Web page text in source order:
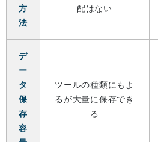
方
法
配はない
デ
ー
タ
保
存
容
ツールの種類にもよ
るが大量に保存でき
る